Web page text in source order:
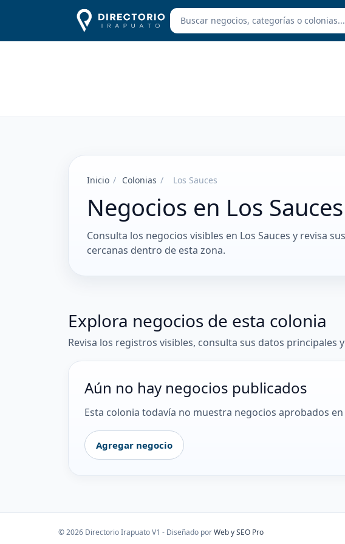
Inicio / Colonias / Los Sauces
Negocios en Los Sauces
Consulta los negocios visibles en Los Sauces y revisa
cercanas dentro de esta zona.
Explora negocios de esta colonia
Revisa los registros visibles, consulta sus datos principales
Aún no hay negocios publicados
Esta colonia todavía no muestra negocios aprobados
Agregar negocio
© 2026 Directorio Irapuato V1 - Diseñado porWeb y SEO Pro